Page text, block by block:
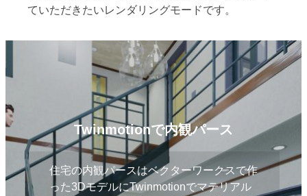
ていただきたいレンダリングモードです。
Twinmotionで内観パース
住宅の内観パースはベクターワークスで作
った3DモデルにTwinmotionでマテリアル